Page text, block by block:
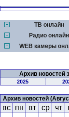
ТВ онлайн
Радио онлайн
WEB камеры
Архив новостей
2025
Архив новостей
вс пн вт ср чт